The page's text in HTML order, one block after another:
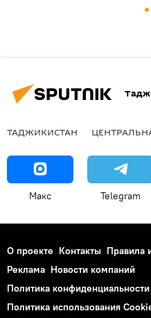
ТАДЖИКИСТАН
Макс Telegram
О проекте Контакты Правила
Реклама Новости компаний
Политика конфиденциальности
Политика использования